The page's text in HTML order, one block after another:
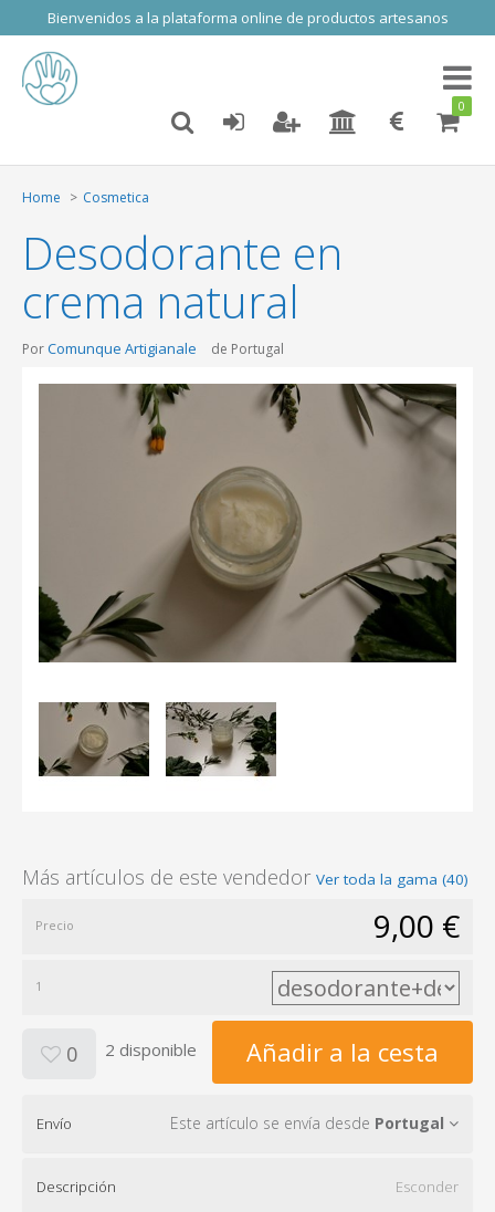
Bienvenidos a la plataforma online de productos artesanos
Toggle
0
Home Cosmetica
Desodorante en
crema natural
PorComunque Artigianale de Portugal
Más artículos de este vendedor Ver toda la gama (40)
Precio 9,00 €
1
0 2 disponible Añadir a la cesta
Envío Este artículo se envía desde Portugal
Descripción Esconder